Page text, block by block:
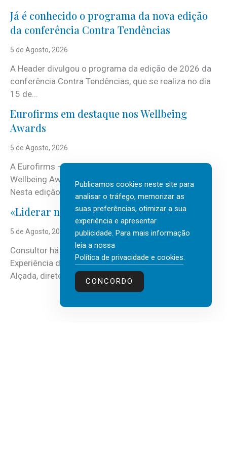
Já é conhecido o programa da nova edição
da conferência Contra Tendências
5 de Agosto, 2026
A Header divulgou o programa da edição de 2026 da
conferência Contra Tendências, que se realiza no dia
15 de...
Eurofirms em destaque nos Wellbeing
Awards
5 de Agosto, 2026
A Eurofirms – People first está de regresso aos
Wellbeing Awards, integrando o Top Wellbeing 2026.
Nesta edição, a multinacional...
«Liderar não é um talento místico.»
5 de Agosto, 2026
Consultor há mais de três décadas nas áreas de
Experiência do Cliente, Vendas e Liderança, Manuel
Alçada, diretor executivo da...
Publicamos cookies neste site para
analisar o tráfego, memorizar as
suas preferências, otimizar a sua
experiência e apresentar
publicidade. Para mais informação
leia a nossa
Política de privacidade e cookies.
CONCORDO